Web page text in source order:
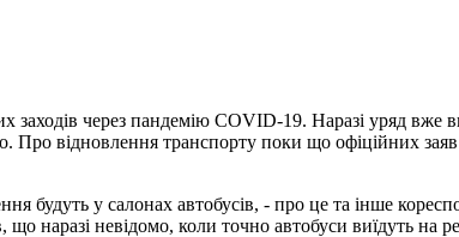
через пандемію COVID-19. Наразі уряд
Про відновлення транспорту поки що офіційних
будуть у салонах автобусів, - про це та інше
що наразі невідомо, коли точно автобуси виїдуть на